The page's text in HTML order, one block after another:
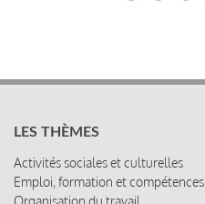
LES THÈMES
Activités sociales et culturelles
Emploi, formation et compétences
Organisation du travail